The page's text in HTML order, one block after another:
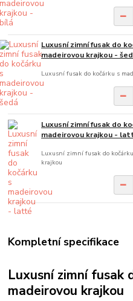
Luxusní zimní fusak do
madeirovou krajkou -
Luxusní fusak do kočárku s
Luxusní zimní fusak do
madeirovou krajkou -
Luxusní zimní fusak do
krajkou
Kompletní specifikace
Luxusní zimní fusak
madeirovou krajkou